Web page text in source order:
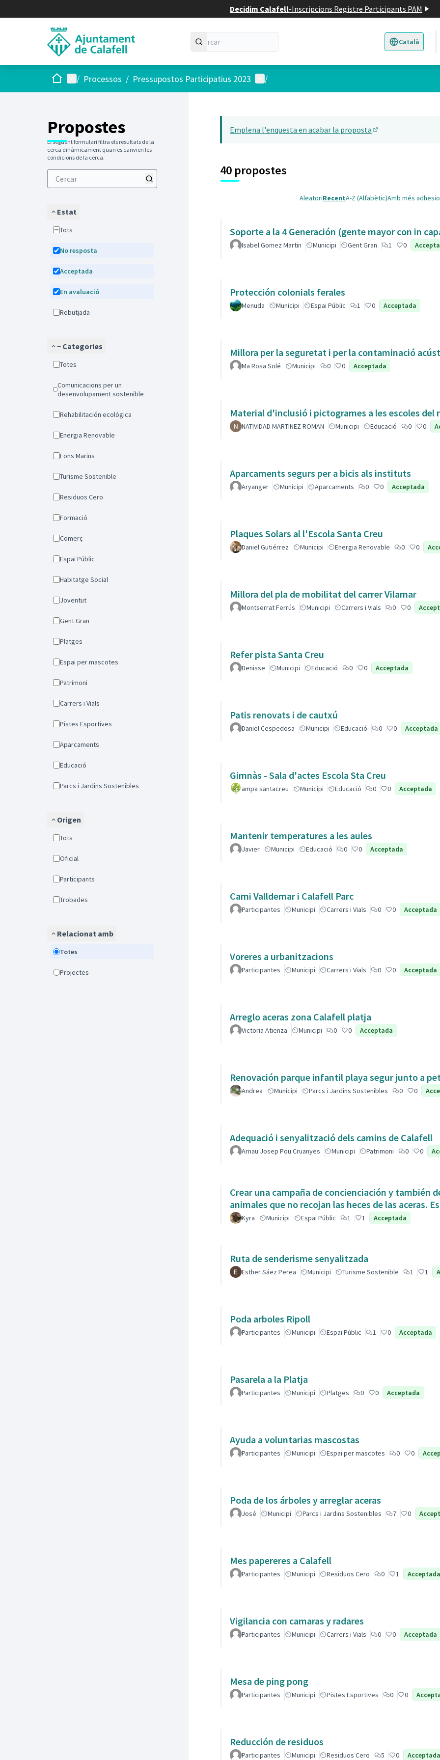
Decidim Calafell-Inscripcions Registre Participants PAM
Català
Triar la llengua
Inici Menú principal
/ Processos / Pressupostos Participatius 2023 Menú d'usuari
/
Propostes
El següent formulari filtra els resultats de la
cerca dinàmicament quan es canvien les
condicions de la cerca.
Estat
Tots
No resposta
Acceptada
En avaluació
Rebutjada
~ Categories
Totes
Comunicacions per un
desenvolupament sostenible
Rehabilitación ecológica
Energia Renovable
Fons Marins
Turisme Sostenible
Residuos Cero
Formació
Comerç
Espai Públic
Habitatge Social
Joventut
Gent Gran
Platges
Espai per mascotes
Patrimoni
Carrers i Vials
Pistes Esportives
Aparcaments
Educació
Parcs i Jardins Sostenibles
Origen
Tots
Oficial
Participants
Trobades
Relacionat amb
Totes
Projectes
22
Emplena l'enquesta en acabar la proposta
40 propostes
AleatoriRecentA-Z (Alfabètic)Amb més
Soporte a la 4 Generación (gente mayor con in
Isabel Gomez Martin Municipi Gent Gran 1 0
Protección colonials ferales
Menuda Municipi Espai Públic 1 0 Acceptada
Millora per la seguretat i per la contaminació
Ma Rosa Solé Municipi 0 0 Acceptada
Material d'inclusió i pictogrames a les escoles del
NATIVIDAD MARTINEZ ROMAN Municipi Educació 0 0
Aparcaments segurs per a bicis als instituts
Aryanger Municipi Aparcaments 0 0 Acceptada
Plaques Solars al l'Escola Santa Creu
Daniel Gutiérrez Municipi Energia Renovable 0 0
Millora del pla de mobilitat del carrer Vilamar
Montserrat Ferrús Municipi Carrers i Vials 0 0
Refer pista Santa Creu
Denisse Municipi Educació 0 0 Acceptada
Patis renovats i de cautxú
Daniel Cespedosa Municipi Educació 0 0 Acceptada
Gimnàs - Sala d'actes Escola Sta Creu
ampa santacreu Municipi Educació 0 0 Acceptada
Mantenir temperatures a les aules
Javier Municipi Educació 0 0 Acceptada
Cami Valldemar i Calafell Parc
Participantes Municipi Carrers i Vials 0 0 Acceptada
Voreres a urbanitzacions
Participantes Municipi Carrers i Vials 0 0 Acceptada
Arreglo aceras zona Calafell platja
Victoria Atienza Municipi 0 0 Acceptada
Renovación parque infantil playa segur junto a
Andrea Municipi Parcs i Jardins Sostenibles 0 0
Adequació i senyalització dels camins de Calafell
Arnau Josep Pou Cruanyes Municipi Patrimoni 0 0
Crear una campaña de concienciación y también
animales que no recojan las heces de las aceras.
Kyra Municipi Espai Públic 1 1 Acceptada
Ruta de senderisme senyalitzada
Esther Sáez Perea Municipi Turisme Sostenible 1 1
Poda arboles Ripoll
Participantes Municipi Espai Públic 1 0 Acceptada
Pasarela a la Platja
Participantes Municipi Platges 0 0 Acceptada
Ayuda a voluntarias mascostas
Participantes Municipi Espai per mascotes 0 0
Poda de los árboles y arreglar aceras
José Municipi Parcs i Jardins Sostenibles 7 0
Mes papereres a Calafell
Participantes Municipi Residuos Cero 0 1 Acceptada
Vigilancia con camaras y radares
Participantes Municipi Carrers i Vials 0 0 Acceptada
Mesa de ping pong
Participantes Municipi Pistes Esportives 0 0
Reducción de residuos
Participantes Municipi Residuos Cero 5 0 Acceptada